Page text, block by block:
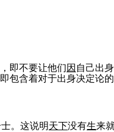
即不要让他们因 自己出
包含着对于出身决定论
。这说明天下没有生来